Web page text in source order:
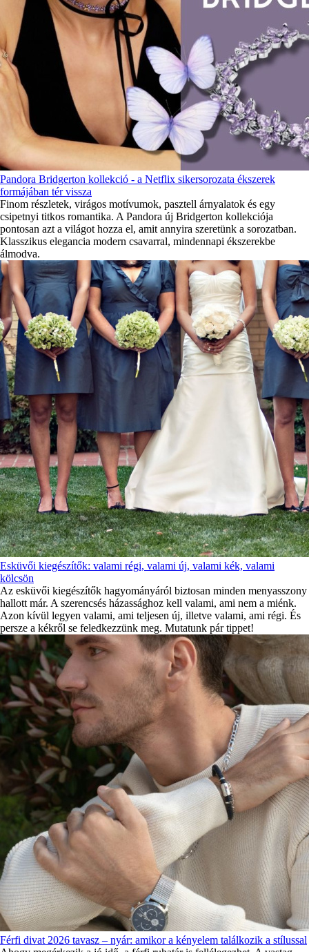
Pandora Bridgerton kollekció - a Netflix sikersorozata ékszerek
formájában tér vissza
Finom részletek, virágos motívumok, pasztell árnyalatok és egy
csipetnyi titkos romantika. A Pandora új Bridgerton kollekciója
pontosan azt a világot hozza el, amit annyira szeretünk a sorozatban.
Klasszikus elegancia modern csavarral, mindennapi ékszerekbe
álmodva.
Esküvői kiegészítők: valami régi, valami új, valami kék, valami
kölcsön
Az esküvői kiegészítők hagyományáról biztosan minden menyasszony
hallott már. A szerencsés házassághoz kell valami, ami nem a miénk.
Azon kívül legyen valami, ami teljesen új, illetve valami, ami régi. És
persze a kékről se feledkezzünk meg. Mutatunk pár tippet!
Férfi divat 2026 tavasz – nyár: amikor a kényelem találkozik a stílussal